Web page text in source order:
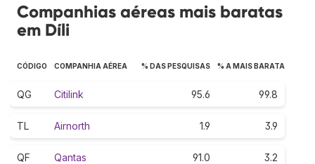
Companhias aéreas mais baratas
em Díli
CÓDIGO COMPANHIA AÉREA % DAS PESQUISAS % A MAIS BARATA
QG Citilink 95.6 99.8
TL Airnorth 1.9 3.9
QF Qantas 91.0 3.2